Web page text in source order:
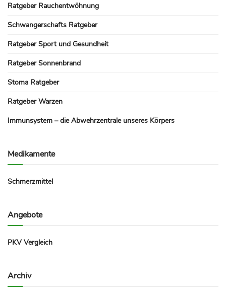
Ratgeber Rauchentwöhnung
Schwangerschafts Ratgeber
Ratgeber Sport und Gesundheit
Ratgeber Sonnenbrand
Stoma Ratgeber
Ratgeber Warzen
Immunsystem – die Abwehrzentrale unseres Körpers
Medikamente
Schmerzmittel
Angebote
PKV Vergleich
Archiv